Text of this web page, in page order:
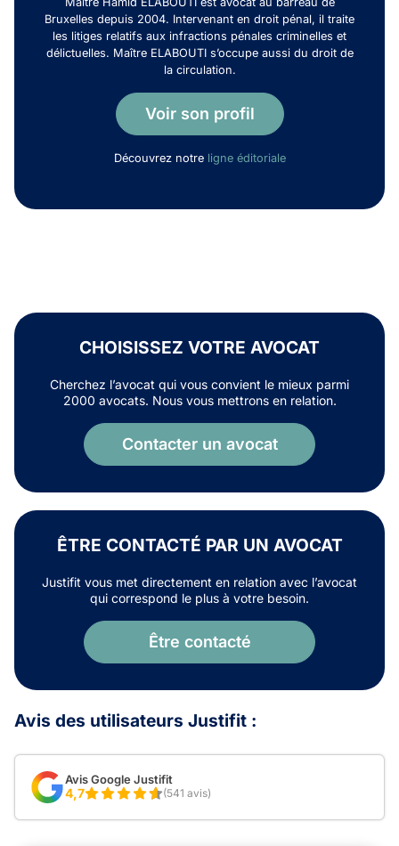
Bruxelles depuis 2004. Intervenant en droit pénal, il traite
les litiges relatifs aux infractions pénales criminelles et
délictuelles. Maître ELABOUTI s’occupe aussi du droit de
la circulation.
Voir son profil
Découvrez notre ligne éditoriale
CHOISISSEZ VOTRE AVOCAT
Cherchez l’avocat qui vous convient le mieux parmi
2000 avocats. Nous vous mettrons en relation.
Contacter un avocat
ÊTRE CONTACTÉ PAR UN AVOCAT
Justifit vous met directement en relation avec l’avocat
qui correspond le plus à votre besoin.
Être contacté
Avis des utilisateurs Justifit :
Avis Google Justifit
4,7 (541 avis)